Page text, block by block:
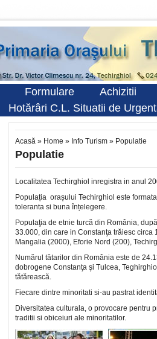
Formulare
Achizitii
Hotărâri C.L. Situatii de
Acasă » Home » Info Turism » Populatie
Populatie
Localitatea Techirghiol inregistra in anul
Populația orașului Techirghiol este
toleranta si buna înțelegere.
Populaţia de etnie turcă din România,
33.000, din care in Constanţa trăiesc
Mangalia (2000), Eforie Nord (200),
Numărul tătarilor din România este de
dobrogene Constanţa şi Tulcea,
tătărească.
Fiecare dintre minoritati si-au pastrat
Diversitatea culturala, o provocare pentru
traditii si obiceiuri ale minoritatilor.